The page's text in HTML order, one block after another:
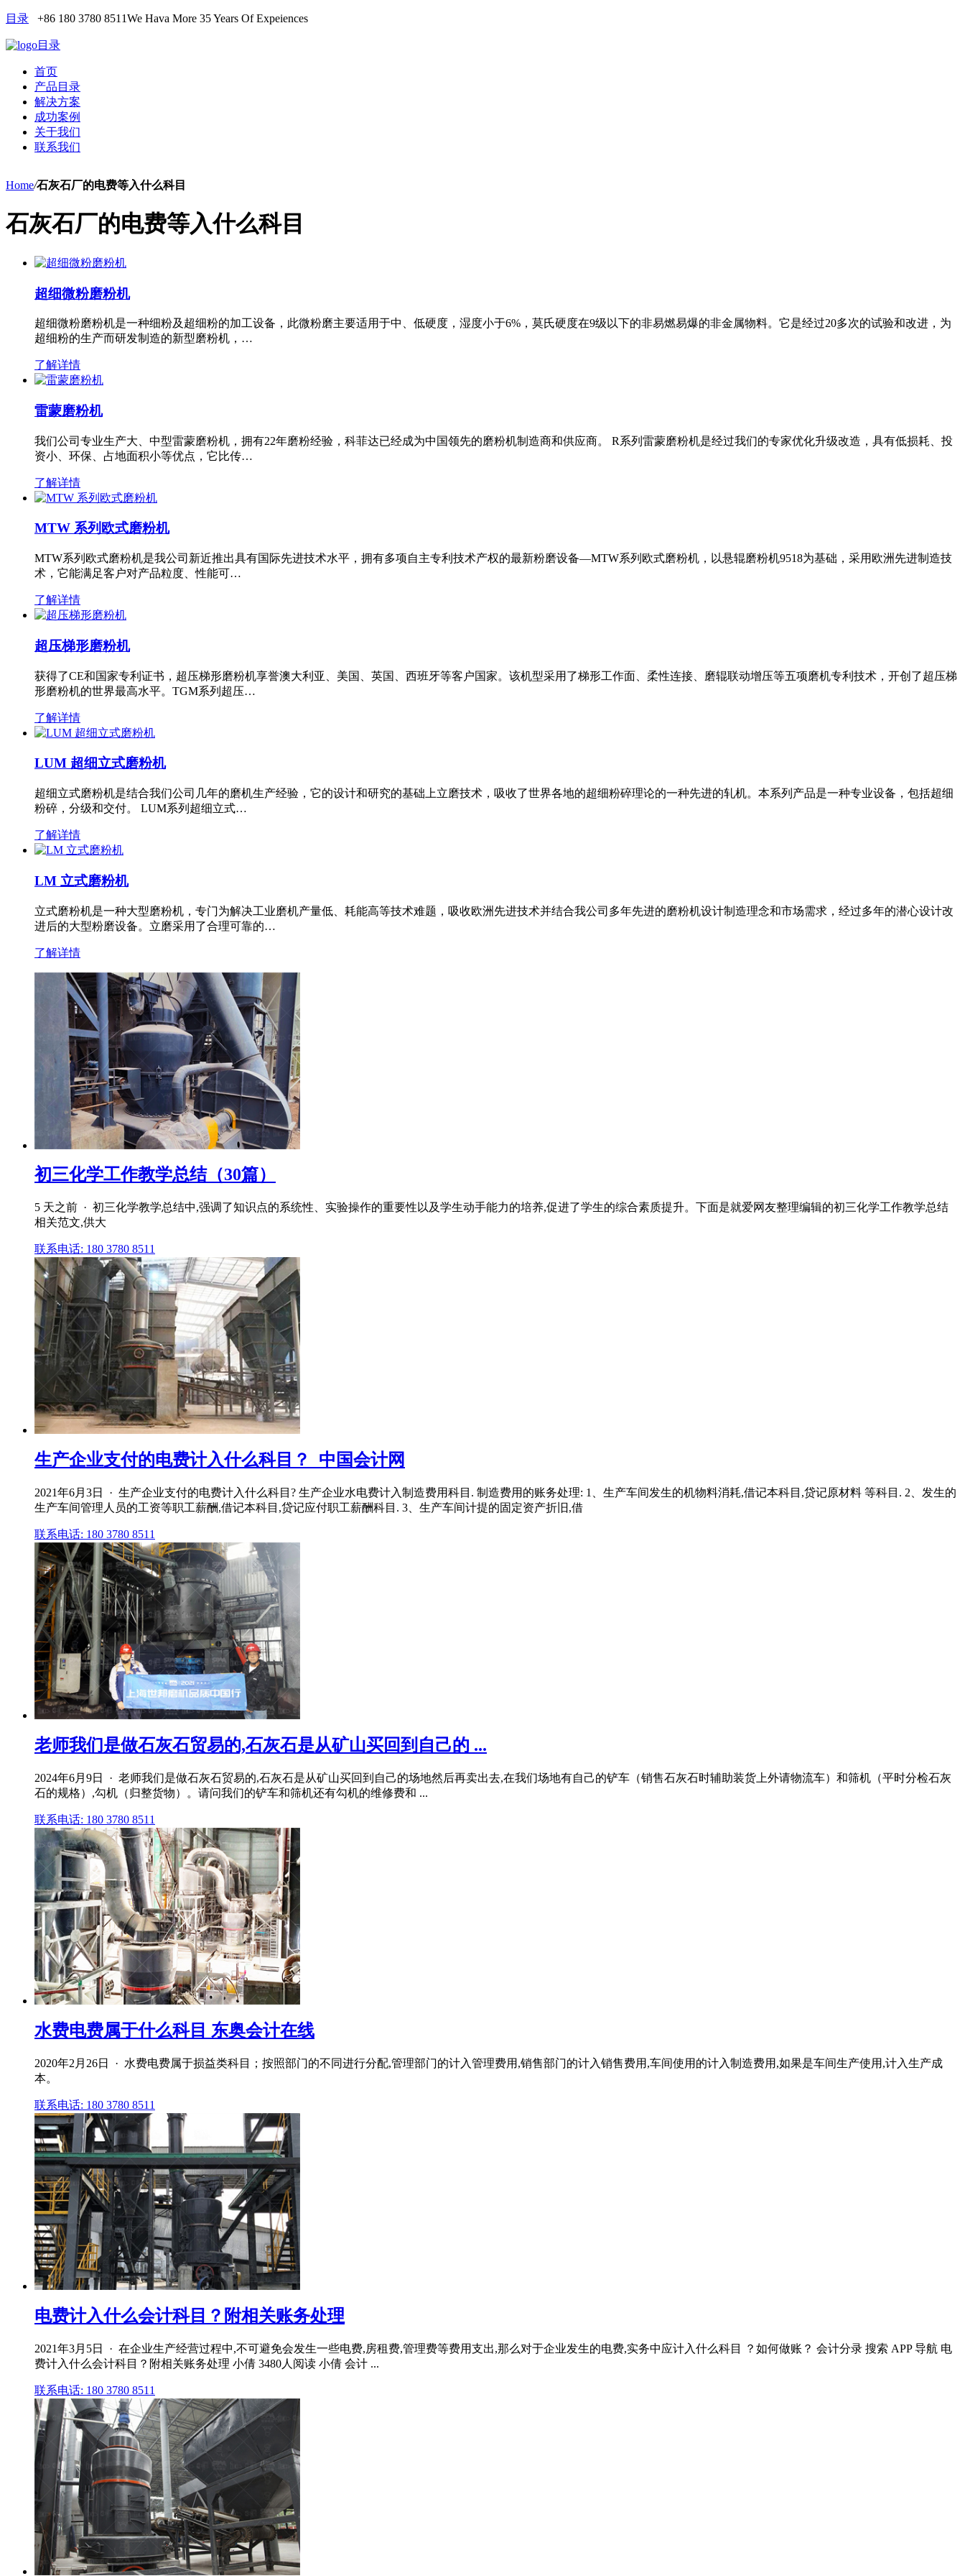
目录 +86 180 3780 8511We Hava More 35 Years Of Expeiences
目录
首页
产品目录
解决方案
成功案例
关于我们
联系我们
Home/石灰石厂的电费等入什么科目
石灰石厂的电费等入什么科目
超细微粉磨粉机
超细微粉磨粉机是一种细粉及超细粉的加工设备，此微粉磨主要适用于中、低硬度，湿度小于6%，莫氏硬度在9级以下的非易燃易爆的非金属物料。它是经过20多次的试验和改进，为
超细粉的生产而研发制造的新型磨粉机，…
了解详情
雷蒙磨粉机
我们公司专业生产大、中型雷蒙磨粉机，拥有22年磨粉经验，科菲达已经成为中国领先的磨粉机制造商和供应商。 R系列雷蒙磨粉机是经过我们的专家优化升级改造，具有低损耗、投
资小、环保、占地面积小等优点，它比传…
了解详情
MTW 系列欧式磨粉机
MTW系列欧式磨粉机是我公司新近推出具有国际先进技术水平，拥有多项自主专利技术产权的最新粉磨设备—MTW系列欧式磨粉机，以悬辊磨粉机9518为基础，采用欧洲先进制造技
术，它能满足客户对产品粒度、性能可…
了解详情
超压梯形磨粉机
获得了CE和国家专利证书，超压梯形磨粉机享誉澳大利亚、美国、英国、西班牙等客户国家。该机型采用了梯形工作面、柔性连接、磨辊联动增压等五项磨机专利技术，开创了超压梯
形磨粉机的世界最高水平。TGM系列超压…
了解详情
LUM 超细立式磨粉机
超细立式磨粉机是结合我们公司几年的磨机生产经验，它的设计和研究的基础上立磨技术，吸收了世界各地的超细粉碎理论的一种先进的轧机。本系列产品是一种专业设备，包括超细
粉碎，分级和交付。 LUM系列超细立式…
了解详情
LM 立式磨粉机
立式磨粉机是一种大型磨粉机，专门为解决工业磨机产量低、耗能高等技术难题，吸收欧洲先进技术并结合我公司多年先进的磨粉机设计制造理念和市场需求，经过多年的潜心设计改
进后的大型粉磨设备。立磨采用了合理可靠的…
了解详情
初三化学工作教学总结（30篇）
5 天之前 · 初三化学教学总结中,强调了知识点的系统性、实验操作的重要性以及学生动手能力的培养,促进了学生的综合素质提升。下面是就爱网友整理编辑的初三化学工作教学总结
相关范文,供大
联系电话: 180 3780 8511
生产企业支付的电费计入什么科目？_中国会计网
2021年6月3日 · 生产企业支付的电费计入什么科目? 生产企业水电费计入制造费用科目. 制造费用的账务处理: 1、生产车间发生的机物料消耗,借记本科目,贷记原材料 等科目. 2、发生的
生产车间管理人员的工资等职工薪酬,借记本科目,贷记应付职工薪酬科目. 3、生产车间计提的固定资产折旧,借
联系电话: 180 3780 8511
老师我们是做石灰石贸易的,石灰石是从矿山买回到自己的 ...
2024年6月9日 · 老师我们是做石灰石贸易的,石灰石是从矿山买回到自己的场地然后再卖出去,在我们场地有自己的铲车（销售石灰石时辅助装货上外请物流车）和筛机（平时分检石灰
石的规格）,勾机（归整货物）。请问我们的铲车和筛机还有勾机的维修费和 ...
联系电话: 180 3780 8511
水费电费属于什么科目 东奥会计在线
2020年2月26日 · 水费电费属于损益类科目；按照部门的不同进行分配,管理部门的计入管理费用,销售部门的计入销售费用,车间使用的计入制造费用,如果是车间生产使用,计入生产成
本。
联系电话: 180 3780 8511
电费计入什么会计科目？附相关账务处理
2021年3月5日 · 在企业生产经营过程中,不可避免会发生一些电费,房租费,管理费等费用支出,那么对于企业发生的电费,实务中应计入什么科目 ？如何做账？ 会计分录 搜索 APP 导航 电
费计入什么会计科目？附相关账务处理 小倩 3480人阅读 小倩 会计 ...
联系电话: 180 3780 8511